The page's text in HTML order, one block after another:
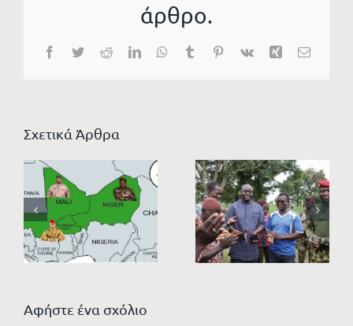
άρθρο.
Facebook
TwitterRedditLinkedInWhatsApp
TumblrPinterest
Vk Xing Email
Σχετικά Άρθρα
Αφήστε ένα σχόλιο